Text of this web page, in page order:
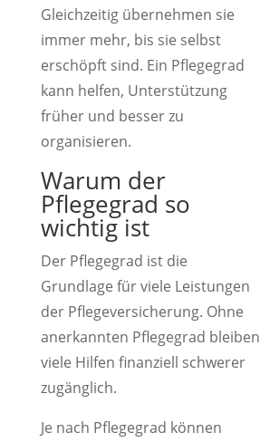
Gleichzeitig übernehmen sie
immer mehr, bis sie selbst
erschöpft sind. Ein Pflegegrad
kann helfen, Unterstützung
früher und besser zu
organisieren.
Warum der
Pflegegrad so
wichtig ist
Der Pflegegrad ist die
Grundlage für viele Leistungen
der Pflegeversicherung. Ohne
anerkannten Pflegegrad bleiben
viele Hilfen finanziell schwerer
zugänglich.
Je nach Pflegegrad können